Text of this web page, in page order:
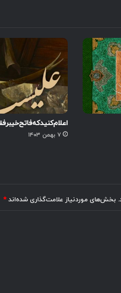
۷ بهمن ۱۴۰۳
بخش‌های موردنیاز علامت‌گذاری شده‌اند *